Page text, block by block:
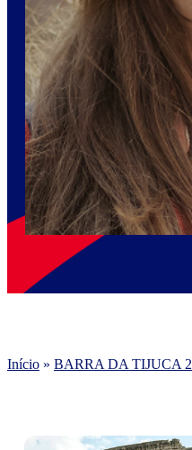
Início » BARRA DA TIJUCA 2